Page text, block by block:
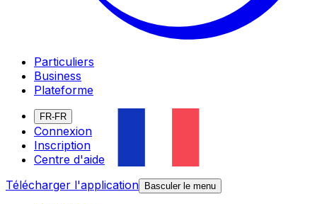
Particuliers
Business
Plateforme
FR-FR
Connexion
Inscription
Centre d'aide
Télécharger l'application
Basculer le menu